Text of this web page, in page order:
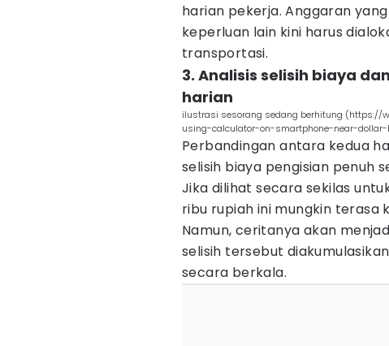
harian pekerja. Anggaran
keperluan lain kini harus
transportasi.
3. Analisis selisih biaya
harian
ilustrasi sesorang sedang berhitung (https://
using-calculator-on-smartphone-near-
Perbandingan antara kedua
selisih biaya pengisian penuh
Jika dilihat secara sekilas
ribu rupiah ini mungkin terasa
Namun, ceritanya akan
selisih tersebut
secara berkala.